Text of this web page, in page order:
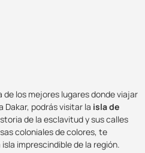
los mejores lugares donde viajar
Dakar, podrás visitar la isla de
de la esclavitud y sus calles
coloniales de colores, te
imprescindible de la región.